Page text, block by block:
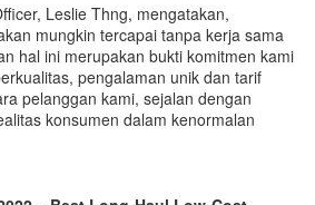
Leslie Thng, mengatakan,
mungkin tercapai tanpa kerja sama
hal ini merupakan bukti komitmen kami
pengalaman unik dan tarif
pelanggan kami, sejalan dengan
konsumen dalam kenormalan